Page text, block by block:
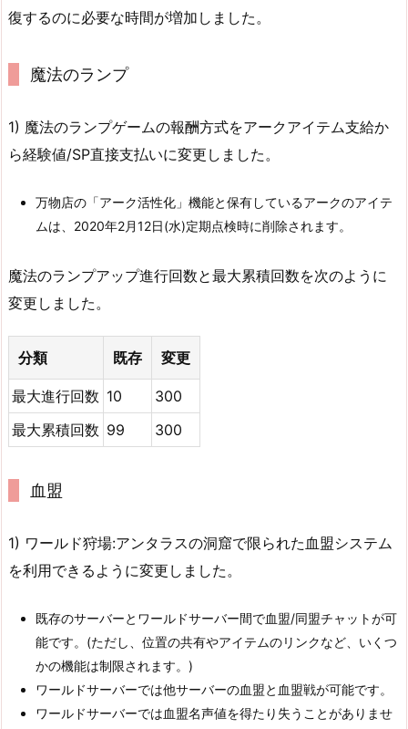
復するのに必要な時間が増加しました。
魔法のランプ
1) 魔法のランプゲームの報酬方式をアークアイテム支給か
ら経験値/SP直接支払いに変更しました。
万物店の「アーク活性化」機能と保有しているアークのアイテ
ムは、2020年2月12日(水)定期点検時に削除されます。
魔法のランプアップ進行回数と最大累積回数を次のように
変更しました。
分類 既存 変更
最大進行回数 10
300
最大累積回数 99 300
血盟
1) ワールド狩場:アンタラスの洞窟で限られた血盟システム
を利用できるように変更しました。
既存のサーバーとワールドサーバー間で血盟/同盟チャットが可
能です。(ただし、位置の共有やアイテムのリンクなど、いくつ
かの機能は制限されます。)
ワールドサーバーでは他サーバーの血盟と血盟戦が可能です。
ワールドサーバーでは血盟名声値を得たり失うことがありませ